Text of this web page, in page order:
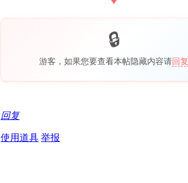
游客，如果您要查看本帖隐藏内容请回复
回复
使用道具 举报